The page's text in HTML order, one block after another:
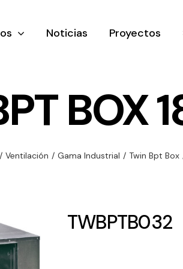
y
de
y
Ventilación
ventilación
Noticias Proyectos
BOX
/ Ventilación / Gama Industrial / Twin Bpt Box
TWBPTB032